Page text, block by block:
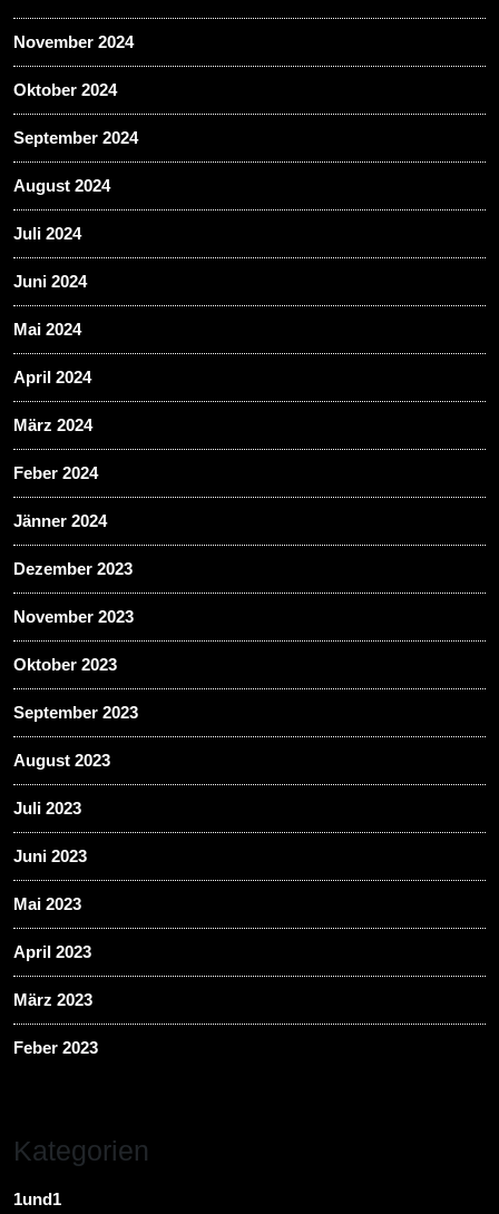
November 2024
Oktober 2024
September 2024
August 2024
Juli 2024
Juni 2024
Mai 2024
April 2024
März 2024
Feber 2024
Jänner 2024
Dezember 2023
November 2023
Oktober 2023
September 2023
August 2023
Juli 2023
Juni 2023
Mai 2023
April 2023
März 2023
Feber 2023
Kategorien
1und1